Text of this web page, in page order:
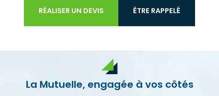
RÉALISER UN DEVIS ÊTRE RAPPELÉ
La Mutuelle, engagée à vos côtés